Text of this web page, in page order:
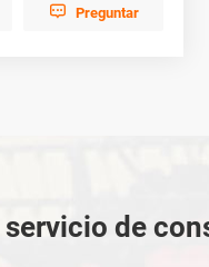
 Preguntar
de